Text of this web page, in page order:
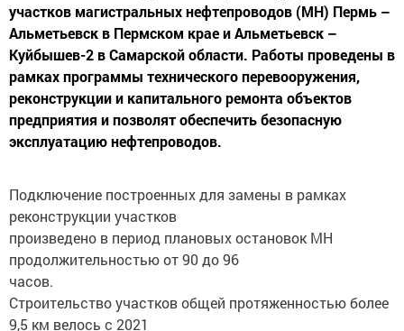
участков магистральных нефтепроводов (МН) Пермь –
Альметьевск в Пермском крае и Альметьевск –
Куйбышев-2 в Самарской области. Работы проведены в
рамках программы технического перевооружения,
реконструкции и капитального ремонта объектов
предприятия и позволят обеспечить безопасную
эксплуатацию нефтепроводов.
Подключение построенных для замены в рамках
реконструкции участков
произведено в период плановых остановок МН
продолжительностью от 90 до 96
часов.
Строительство участков общей протяженностью более
9,5 км велось с 2021